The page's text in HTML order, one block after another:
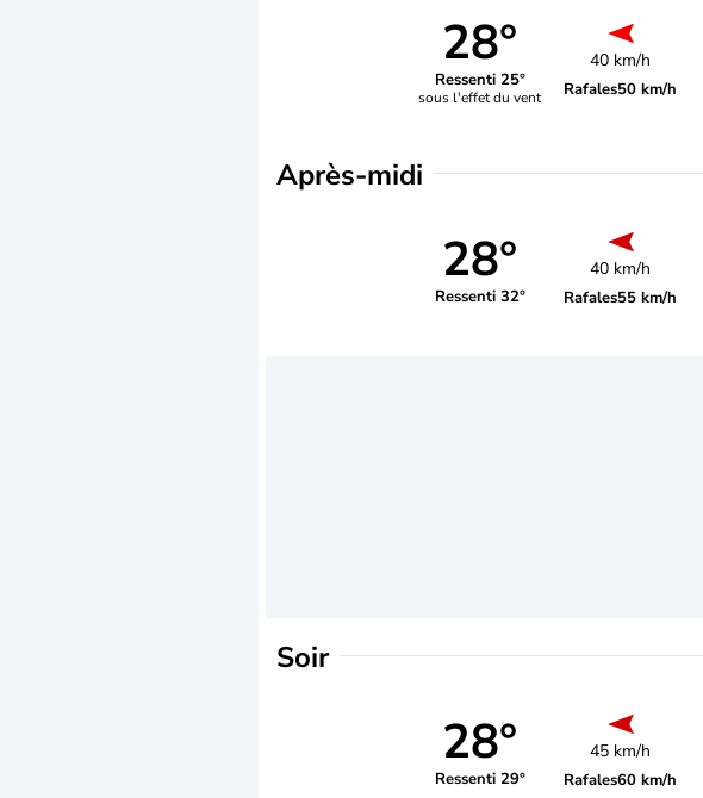
28°
Ressenti 25°
sous l'effet du vent
40 km/h
Rafales50 km/h
Après-midi
28°
Ressenti 32°
40 km/h
Rafales55 km/h
Soir
28°
Ressenti 29°
45 km/h
Rafales60 km/h